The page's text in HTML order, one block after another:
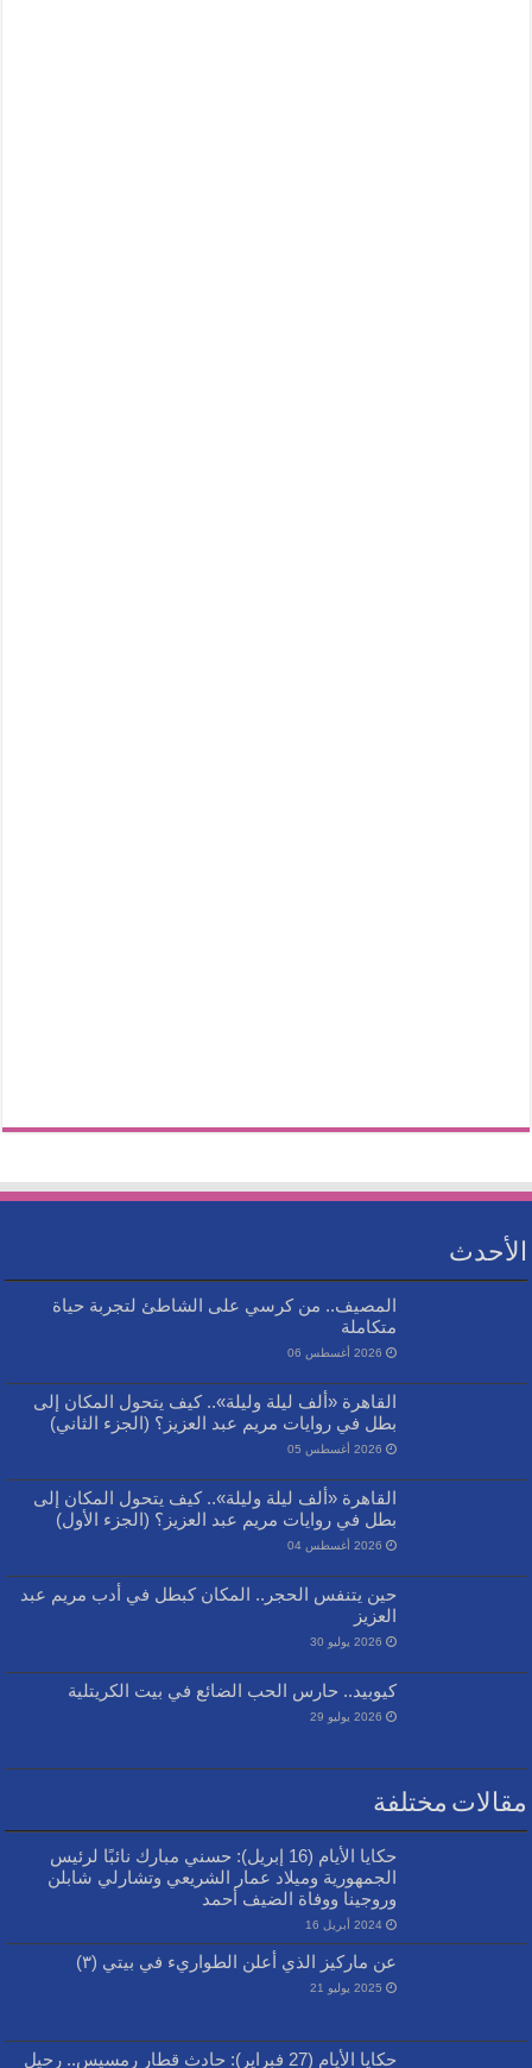
الأحدث
المصيف.. من كرسي على الشاطئ لتجربة حياة
متكاملة
2026 أغسطس 06
القاهرة «ألف ليلة وليلة».. كيف يتحول المكان إلى
بطل في روايات مريم عبد العزيز؟ (الجزء الثاني)
2026 أغسطس 05
القاهرة «ألف ليلة وليلة».. كيف يتحول المكان إلى
بطل في روايات مريم عبد العزيز؟ (الجزء الأول)
2026 أغسطس 04
حين يتنفس الحجر.. المكان كبطل في أدب مريم عبد
العزيز
2026 يوليو 30
كيوبيد.. حارس الحب الضائع في بيت الكريتلية
2026 يوليو 29
مقالات مختلفة
حكايا الأيام (16 إبريل): حسني مبارك نائبًا لرئيس
الجمهورية وميلاد عمار الشريعي وتشارلي شابلن
وروجينا ووفاة الضيف أحمد
2024 أبريل 16
عن ماركيز الذي أعلن الطواريء في بيتي (٣)
2025 يوليو 21
حكايا الأيام (27 فبراير): حادث قطار رمسيس.. رحيل